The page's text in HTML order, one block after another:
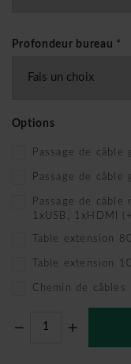
Profondeur bureau *
Options
Passage de
Passage de
Passage de câble
1xUSB, 1xHDMI
Table extension
Table extension
Chemin de